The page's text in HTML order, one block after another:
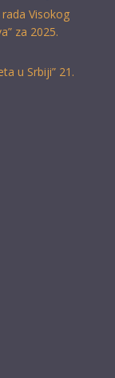
Visokog
za 2025.
u Srbiji” 21.